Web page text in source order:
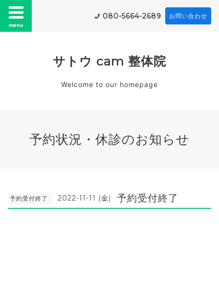
menu
080-5664-2689 お問い合わせ
サトウ cam 整体院
Welcome to our homepage
予約状況・休診のお知らせ
予約受付終了 2022-11-11 (金) 予約受付終了